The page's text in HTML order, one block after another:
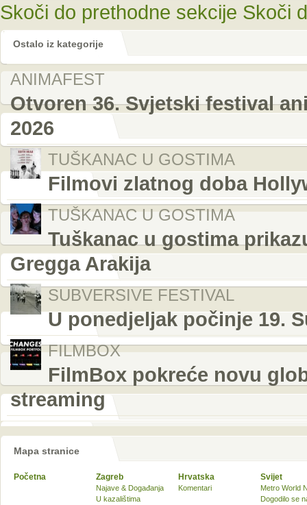
Skoči do prethodne sekcije Skoči
Ostalo iz kategorije
ANIMAFEST
Otvoren 36. Svjetski festival
2026
TUŠKANAC U GOSTIMA
Filmovi zlatnog doba
TUŠKANAC U GOSTIMA
Tuškanac u gostima
Gregga Arakija
SUBVERSIVE FESTIVAL
U ponedjeljak počinje 19.
FILMBOX
FilmBox pokreće novu
streaming
Mapa stranice
Početna Zagreb
Najave & Događanja
U kazalištima
Hrvatska
Komentari
Svijet
Metro World
Dogodilo se